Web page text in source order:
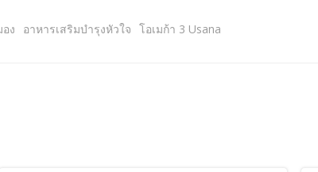
ง อาหารเสริมบำรุงหัวใจ โอเมก้า 3 Usana